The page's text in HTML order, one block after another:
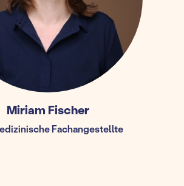
Miriam Fischer
Fachangestellte